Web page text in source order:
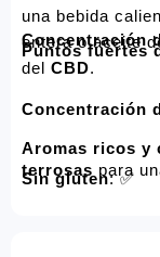
Concentración
Concentración
Sin gluten: ✅
una bebida
entera o aceite
del CBD.
Puntos fuertes
Aromas ricos y
terrosas para